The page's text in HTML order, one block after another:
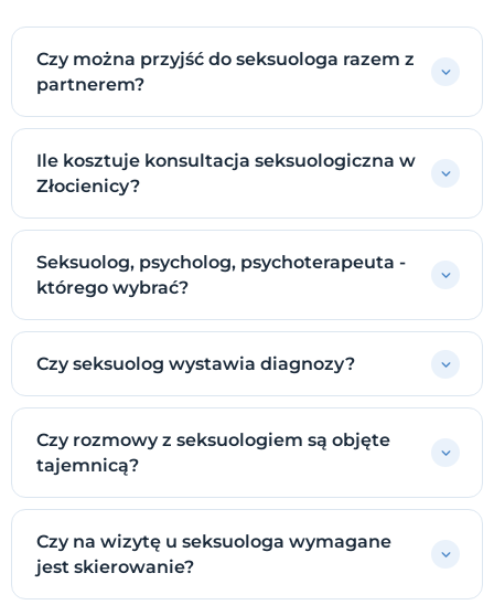
Czy można przyjść do seksuologa razem z
partnerem?
Ile kosztuje konsultacja seksuologiczna w
Złocienicy?
Seksuolog, psycholog, psychoterapeuta -
którego wybrać?
Czy seksuolog wystawia diagnozy?
Czy rozmowy z seksuologiem są objęte
tajemnicą?
Czy na wizytę u seksuologa wymagane
jest skierowanie?